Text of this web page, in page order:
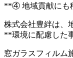
**④ 地域貢献にも
株式会社豊絆は、
**環境に配慮した
窓ガラスフィルム